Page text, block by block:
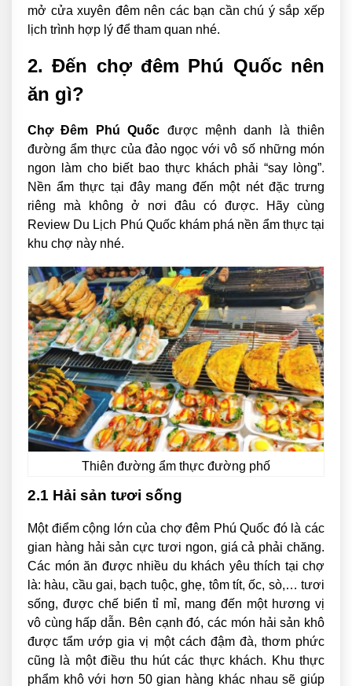
mở cửa xuyên đêm nên các bạn cần chú ý sắp xếp
lịch trình hợp lý để tham quan nhé.
2. Đến chợ đêm Phú Quốc nên
ăn gì?
Chợ Đêm Phú Quốc được mệnh danh là thiên
đường ẩm thực của đảo ngọc với vô số những món
ngon làm cho biết bao thực khách phải “say lòng”.
Nền ẩm thực tại đây mang đến một nét đặc trưng
riêng mà không ở nơi đâu có được. Hãy cùng
Review Du Lịch Phú Quốc khám phá nền ẩm thực tại
khu chợ này nhé.
Thiên đường ẩm thực đường phố
2.1 Hải sản tươi sống
Một điểm cộng lớn của chợ đêm Phú Quốc đó là các
gian hàng hải sản cực tươi ngon, giá cả phải chăng.
Các món ăn được nhiều du khách yêu thích tại chợ
là: hàu, cầu gai, bạch tuộc, ghẹ, tôm tít, ốc, sò,… tươi
sống, được chế biển tỉ mỉ, mang đến một hương vị
vô cùng hấp dẫn. Bên cạnh đó, các món hải sản khô
được tẩm ướp gia vị một cách đậm đà, thơm phức
cũng là một điều thu hút các thực khách. Khu thực
phẩm khô với hơn 50 gian hàng khác nhau sẽ giúp